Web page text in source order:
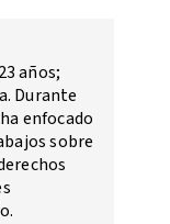
años;
Durante
enfocado
sobre